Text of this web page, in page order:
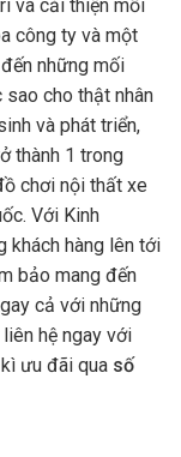
và cải thiện mối
công ty và một
những mối
cho thật nhân
và phát triển,
thành 1 trong
chơi nội thất xe
Với Kinh
khách hàng lên tới
bảo mang đến
cả với những
hệ ngay với
ưu đãi qua số